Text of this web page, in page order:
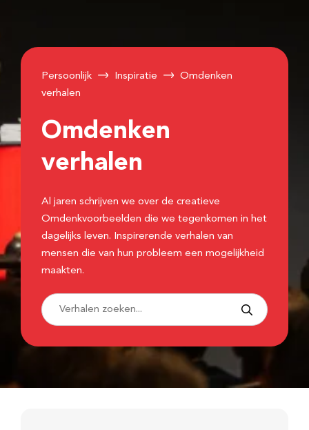
Persoonlijk Inspiratie
Omdenken
verhalen
Omdenken
verhalen
Al jaren schrijven we over de creatieve
Omdenkvoorbeelden die we tegenkomen in het
dagelijks leven. Inspirerende verhalen van
mensen die van hun probleem een mogelijkheid
maakten.